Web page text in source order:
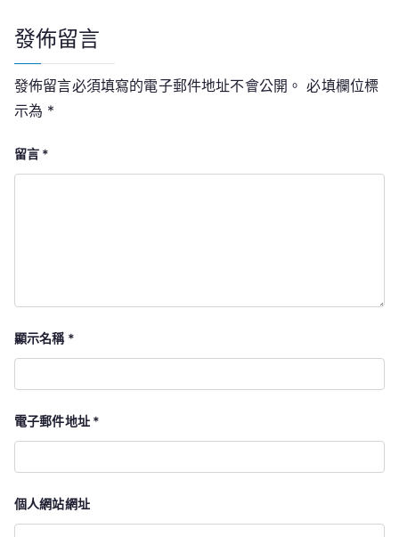
發佈留言
發佈留言必須填寫的電子郵件地址不會公開。 必填欄位標
示為 *
留言 *
顯示名稱 *
電子郵件地址 *
個人網站網址